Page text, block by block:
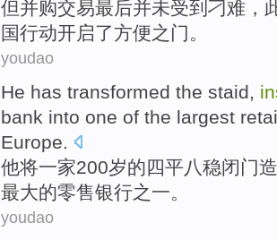
但并购交易最后并未受到刁难，
国行动开启了方便之门。
youdao
He has transformed the staid,
bank into one of the largest
Europe.
他将一家200岁的四平八稳闭门
最大的零售银行之一。
youdao